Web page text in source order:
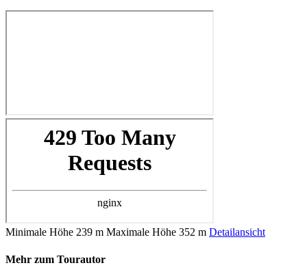
Minimale Höhe 239 m Maximale Höhe 352 m Detailansicht
Mehr zum Tourautor